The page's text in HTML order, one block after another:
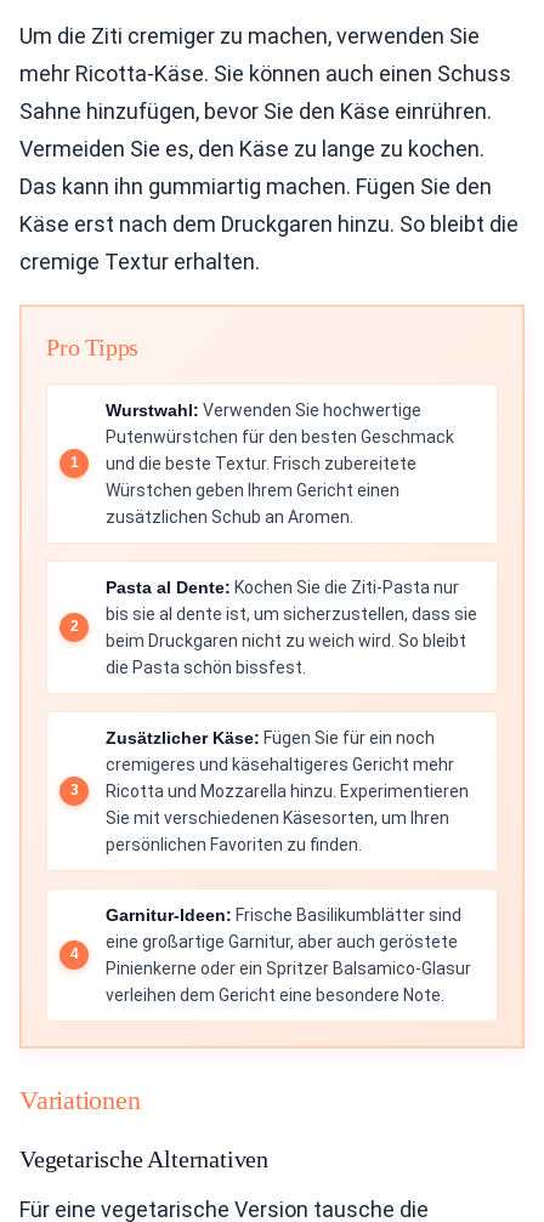
Um die Ziti cremiger zu machen, verwenden Sie
mehr Ricotta-Käse. Sie können auch einen Schuss
Sahne hinzufügen, bevor Sie den Käse einrühren.
Vermeiden Sie es, den Käse zu lange zu kochen.
Das kann ihn gummiartig machen. Fügen Sie den
Käse erst nach dem Druckgaren hinzu. So bleibt die
cremige Textur erhalten.
Pro Tipps
Wurstwahl: Verwenden Sie hochwertige
Putenwürstchen für den besten Geschmack
und die beste Textur. Frisch zubereitete
Würstchen geben Ihrem Gericht einen
zusätzlichen Schub an Aromen.
Pasta al Dente: Kochen Sie die Ziti-Pasta nur
bis sie al dente ist, um sicherzustellen, dass sie
beim Druckgaren nicht zu weich wird. So bleibt
die Pasta schön bissfest.
Zusätzlicher Käse: Fügen Sie für ein noch
cremigeres und käsehaltigeres Gericht mehr
Ricotta und Mozzarella hinzu. Experimentieren
Sie mit verschiedenen Käsesorten, um Ihren
persönlichen Favoriten zu finden.
Garnitur-Ideen: Frische Basilikumblätter sind
eine großartige Garnitur, aber auch geröstete
Pinienkerne oder ein Spritzer Balsamico-Glasur
verleihen dem Gericht eine besondere Note.
Variationen
Vegetarische Alternativen
Für eine vegetarische Version tausche die